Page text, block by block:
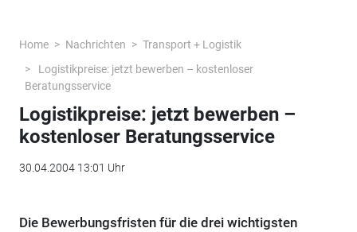
Home Nachrichten
Transport + Logistik
Logistikpreise: jetzt bewerben – kostenloser
Beratungsservice
Logistikpreise: jetzt bewerben –
kostenloser Beratungsservice
30.04.2004 13:01 Uhr
Die Bewerbungsfristen für die drei wichtigsten